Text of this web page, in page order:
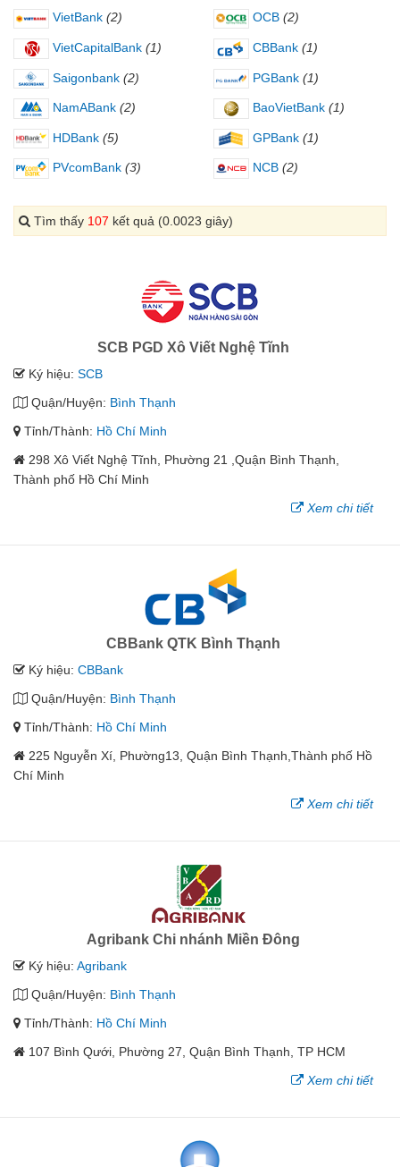
VietBank (2) OCB (2)
VietCapitalBank (1) CBBank (1)
Saigonbank (2) PGBank (1)
NamABank (2) BaoVietBank (1)
HDBank (5) GPBank (1)
PVcomBank (3) NCB (2)
Tìm thấy 107 kết quả (0.0023 giây)
SCB PGD Xô Viết Nghệ Tĩnh
Ký hiệu: SCB
Quận/Huyện: Bình Thạnh
Tỉnh/Thành: Hồ Chí Minh
298 Xô Viết Nghệ Tĩnh, Phường 21 ,Quận Bình Thạnh,
Thành phố Hồ Chí Minh
Xem chi tiết
CBBank QTK Bình Thạnh
Ký hiệu: CBBank
Quận/Huyện: Bình Thạnh
Tỉnh/Thành: Hồ Chí Minh
225 Nguyễn Xí, Phường13, Quận Bình Thạnh,Thành phố Hồ
Chí Minh
Xem chi tiết
Agribank Chi nhánh Miền Đông
Ký hiệu: Agribank
Quận/Huyện: Bình Thạnh
Tỉnh/Thành: Hồ Chí Minh
107 Bình Qưới, Phường 27, Quận Bình Thạnh, TP HCM
Xem chi tiết